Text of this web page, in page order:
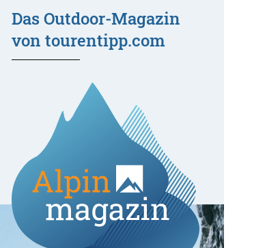
Das Outdoor-Magazin
von tourentipp.com